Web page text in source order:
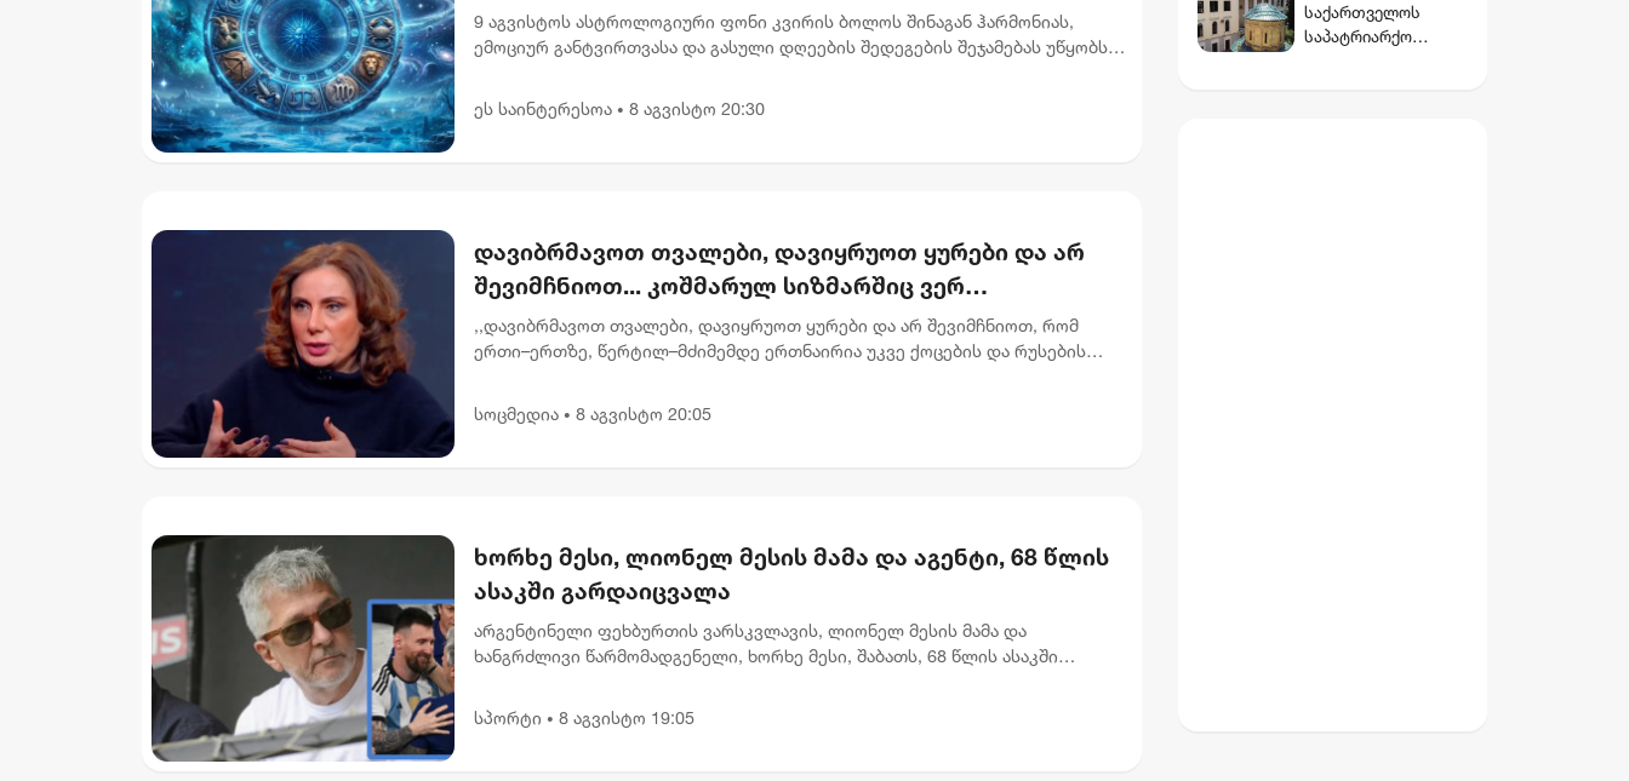
9 აგვისტოს ასტროლოგიური ფონი კვირის ბოლოს შინაგან ჰარმონიას,
ემოციურ განტვირთვასა და გასული დღეების შედეგების შეჯამებას უწყობს
აჩქარებუ...
ეს საინტერესოა • 8 აგვისტო 20:30
დავიბრმავოთ თვალები, დავიყრუოთ ყურები და არ
შევიმჩნიოთ... კოშმარულ სიზმარშიც ვერ
წარმოვიდგენდი - ნინო ჯანგირაშვილი
,,დავიბრმავოთ თვალები, დავიყრუოთ ყურები და არ შევიმჩნიოთ, რომ
ერთი–ერთზე, წერტილ–მძიმემდე ერთნაირია უკვე ქოცების და რუსების
სოცმედია • 8 აგვისტო 20:05
ხორხე მესი, ლიონელ მესის მამა და აგენტი, 68 წლის
ასაკში გარდაიცვალა
არგენტინელი ფეხბურთის ვარსკვლავის, ლიონელ მესის მამა და
ხანგრძლივი წარმომადგენელი, ხორხე მესი, შაბათს, 68 წლის ასაკში
ცენტრმა Sanatorio Cen...
სპორტი • 8 აგვისტო 19:05
მცდელობებს, 2008
წლის აგვისტოს
საქართველოს
საპატრიარქო